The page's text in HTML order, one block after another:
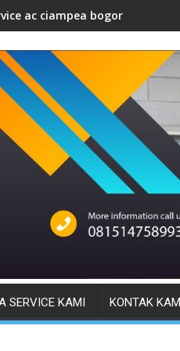
ac ciampea bogor
SERVICE KAMI KONTAK KAMI